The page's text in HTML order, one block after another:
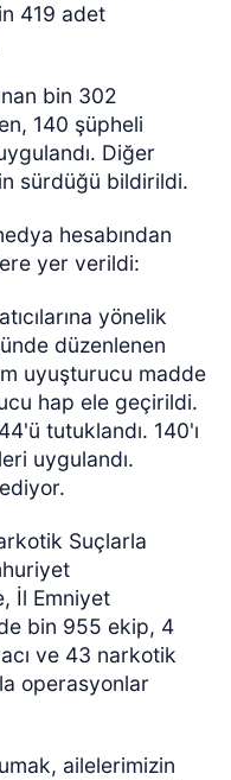
419 adet
bin 302
140 şüpheli
Diğer
sürdüğü bildirildi.
hesabından
yer verildi:
yönelik
düzenlenen
uyuşturucu madde
hap ele geçirildi.
tutuklandı. 140'ı
uygulandı.
Suçlarla
İl Emniyet
bin 955 ekip, 4
ve 43 narkotik
operasyonlar
ailelerimizin